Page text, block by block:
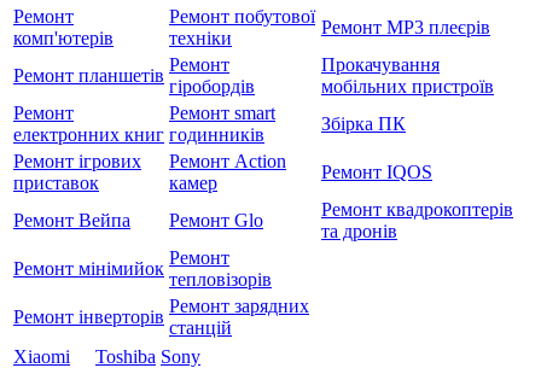
Ремонт
комп'ютерів
Ремонт побутової
техніки
Ремонт MP3 плеєрів
Ремонт планшетів
Ремонт
гіробордів
Прокачування
мобільних пристроїв
Ремонт
електронних книг
Ремонт smart
годинників
Збірка ПК
Ремонт ігрових
приставок
Ремонт Action
камер
Ремонт IQOS
Ремонт Вейпа Ремонт Glo
Ремонт квадрокоптерів
та дронів
Ремонт мiнiмийок
Ремонт
тепловізорів
Ремонт інверторів
Ремонт зарядних
станцій
Xiaomi
Toshiba Sony